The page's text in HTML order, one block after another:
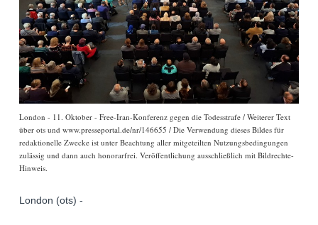
London - 11. Oktober - Free-Iran-Konferenz gegen die Todesstrafe / Weiterer Text
über ots und www.presseportal.de/nr/146655 / Die Verwendung dieses Bildes für
redaktionelle Zwecke ist unter Beachtung aller mitgeteilten Nutzungsbedingungen
zulässig und dann auch honorarfrei. Veröffentlichung ausschließlich mit Bildrechte-
Hinweis.
London (ots) -